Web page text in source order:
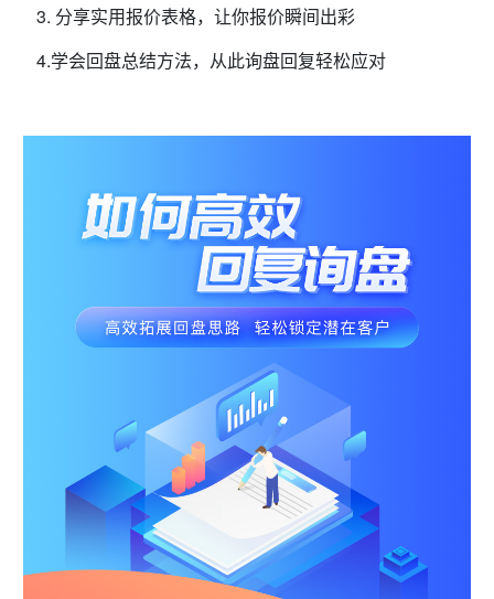
3. 分享实用报价表格，让你报价瞬间出彩
4.学会回盘总结方法，从此询盘回复轻松应对